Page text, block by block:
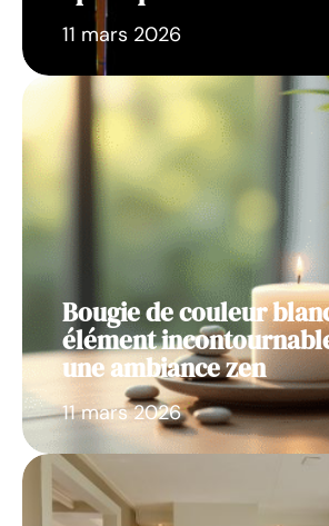
11 mars 2026
Bougie de couleur
élément
une ambiance zen
11 mars 2026